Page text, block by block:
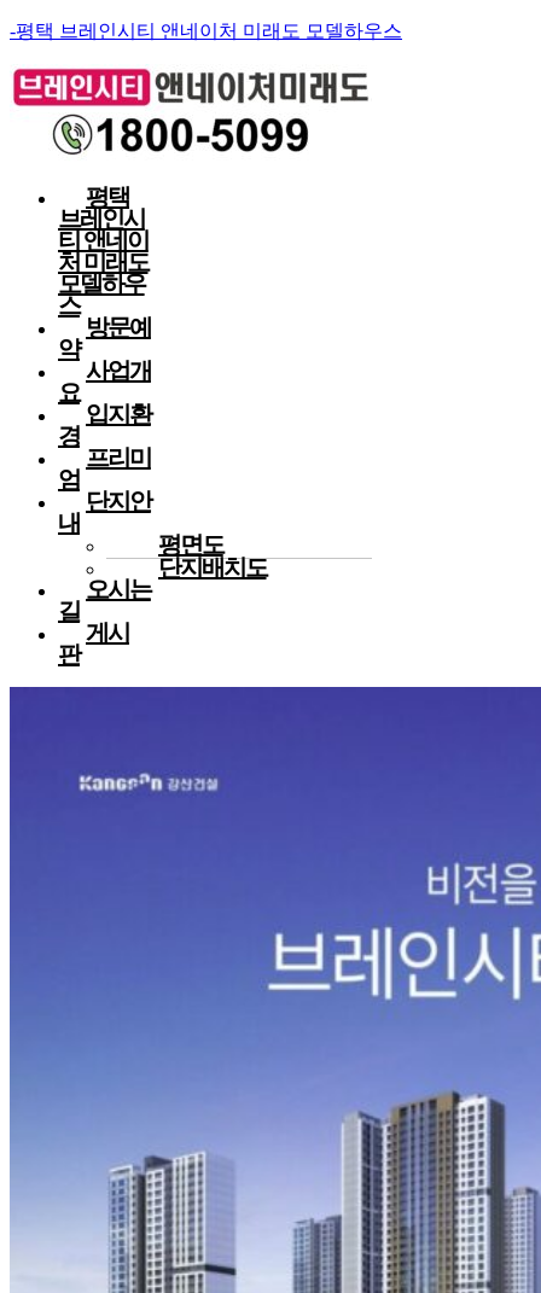
-평택 브레인시티 앤네이처 미래도 모델하우스
평택
브레인시
티 앤네이
처 미래도
모델하우
스
방문예
약
사업개
요
입지환
경
프리미
엄
단지안
내
평면도
단지배치도
오시는
길
게시
판